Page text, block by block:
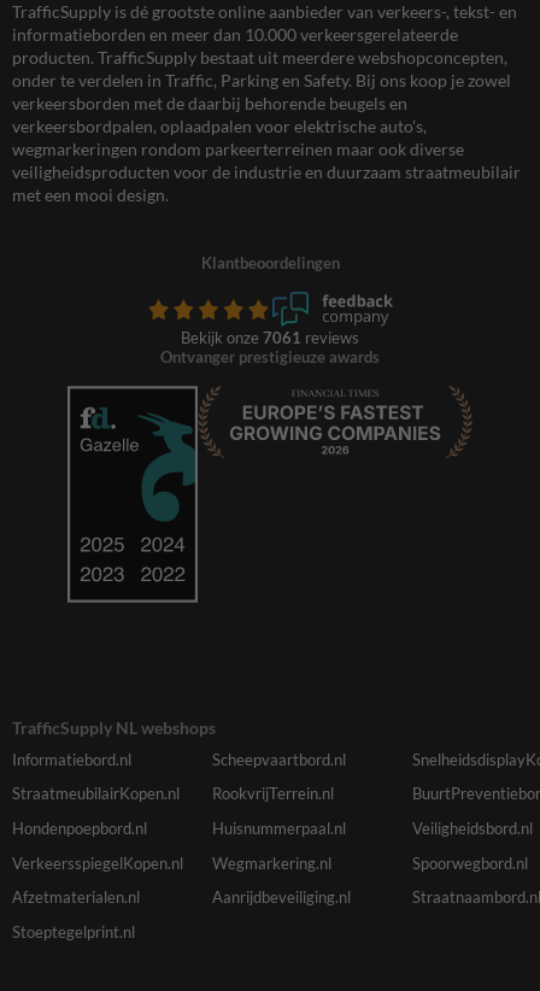
TrafficSupply is dé grootste online aanbieder van verkeers-, tekst- en
informatieborden en meer dan 10.000 verkeersgerelateerde
producten. TrafficSupply bestaat uit meerdere webshopconcepten,
onder te verdelen in Traffic, Parking en Safety. Bij ons koop je zowel
verkeersborden met de daarbij behorende beugels en
verkeersbordpalen, oplaadpalen voor elektrische auto’s,
wegmarkeringen rondom parkeerterreinen maar ook diverse
veiligheidsproducten voor de industrie en duurzaam straatmeubilair
met een mooi design.
Klantbeoordelingen
Bekijk onze 7061 reviews
Ontvanger prestigieuze awards
TrafficSupply NL webshops
Informatiebord.nl Scheepvaartbord.nl
StraatmeubilairKopen.nl
RookvrijTerrein.nl
Hondenpoepbord.nl
Huisnummerpaal.nl
Veiligheidsbord.nl
VerkeersspiegelKopen.nl
Wegmarkering.nl
Spoorwegbord.nl
Afzetmaterialen.nl
Aanrijdbeveiliging.nl
Straatnaambord.nl
Stoeptegelprint.nl